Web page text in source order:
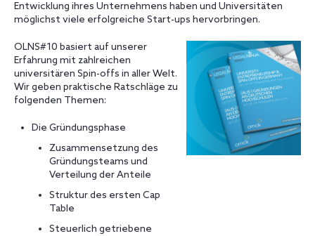
Entwicklung ihres Unternehmens haben und Universitäten
möglichst viele erfolgreiche Start-ups hervorbringen.
OLNS#10 basiert auf unserer
Erfahrung mit zahlreichen
universitären Spin-offs in aller Welt.
Wir geben praktische Ratschläge zu
folgenden Themen:
Die Gründungsphase
Zusammensetzung des
Gründungsteams und
Verteilung der Anteile
Struktur des ersten Cap
Table
Steuerlich getriebene